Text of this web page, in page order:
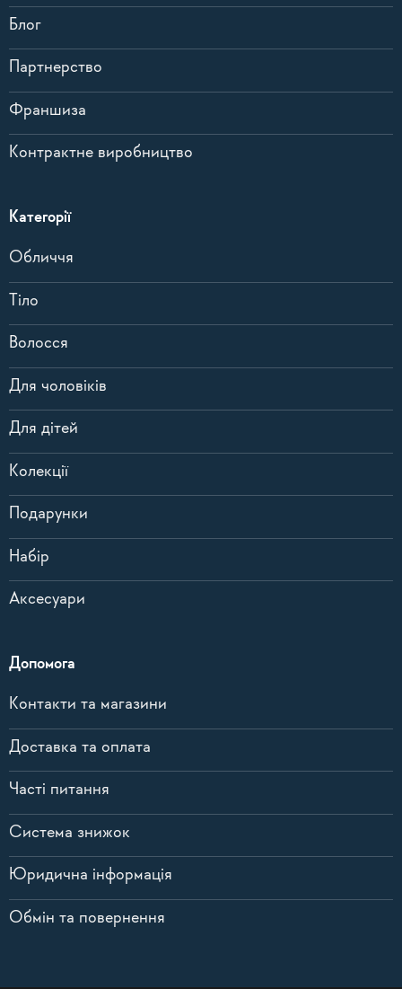
Блог
Партнерство
Франшиза
Контрактне виробництво
Категорії
Обличчя
Тіло
Волосся
Для чоловіків
Для дітей
Колекції
Подарунки
Набір
Аксесуари
Допомога
Контакти та магазини
Доставка та оплата
Часті питання
Система знижок
Юридична інформація
Обмін та повернення